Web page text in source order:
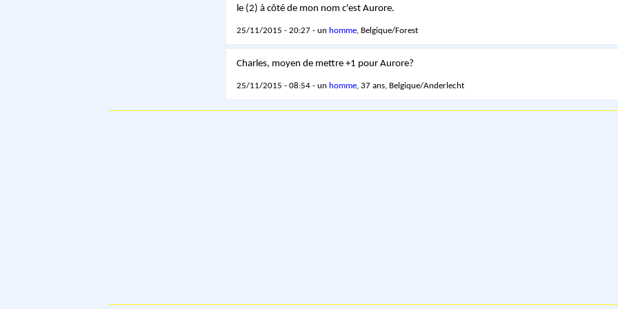
le (2) à côté de mon nom c'est Aurore.
25/11/2015 - 20:27 - un homme, Belgique/Forest
Charles, moyen de mettre +1 pour Aurore?
25/11/2015 - 08:54 - un homme, 37 ans, Belgique/Anderlecht